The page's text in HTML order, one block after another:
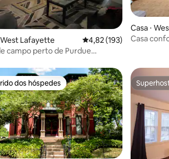
média de 5, 113 avaliações
West Lafayette 4,82 de uma avaliação
4,82 (193)
campo perto de Purdue
Casa ⋅
Casa
dos hóspedes
dos hóspedes